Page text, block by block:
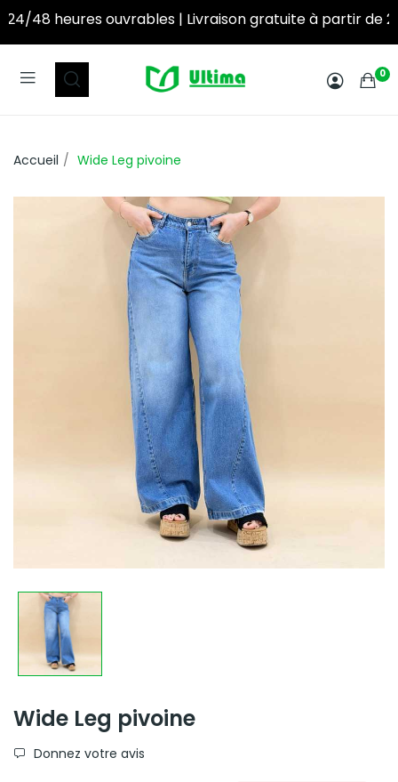
heures ouvrables | Livraison gratuite à partir de 250DT
0
Accueil Wide Leg pivoine
Wide Leg pivoine
Donnez votre avis